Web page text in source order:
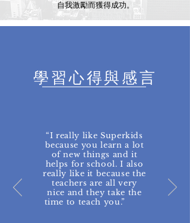
自我激勵而獲得成功。
學習心得與感言
“I really like Superkids
because you learn a lot
of new things and it
helps for school. I also
really like it because the
teachers are all very
nice and they take the
time to teach you.”